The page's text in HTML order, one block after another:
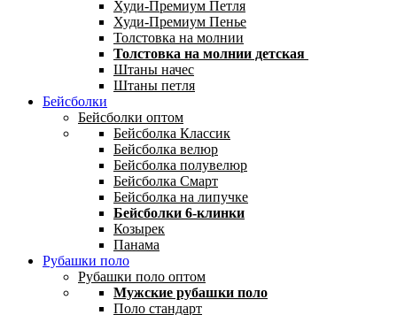
Худи-Премиум Петля
Худи-Премиум Пенье
Толстовка на молнии
Толстовка на молнии детская
Штаны начес
Штаны петля
Бейсболки
Бейсболки оптом
Бейсболка Классик
Бейсболка велюр
Бейсболка полувелюр
Бейсболка Смарт
Бейсболка на липучке
Бейсболки 6-клинки
Козырек
Панама
Рубашки поло
Рубашки поло оптом
Мужские рубашки поло
Поло стандарт